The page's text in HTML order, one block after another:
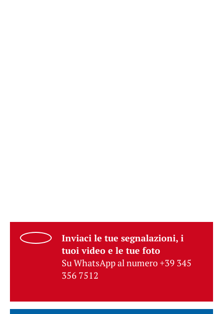
Inviaci le tue segnalazioni, i
tuoi video e le tue foto
Su WhatsApp al numero +39 345
356 7512